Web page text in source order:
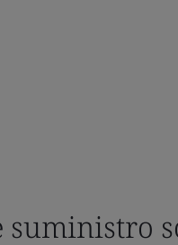
suministro